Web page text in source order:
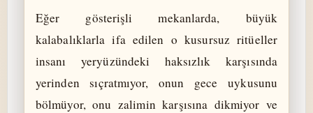
Eğer gösterişli mekanlarda, büyük
kalabalıklarla ifa edilen o kusursuz ritüeller
insanı yeryüzündeki haksızlık karşısında
yerinden sıçratmıyor, onun gece uykusunu
bölmüyor, onu zalimin karşısına dikmiyor ve